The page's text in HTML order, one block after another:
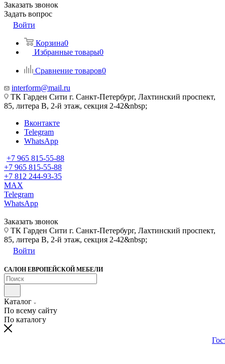
Заказать звонок
Задать вопрос
Войти
Корзина0
Избранные товары0
Сравнение товаров0
interform@mail.ru
ТК Гарден Сити г. Санкт-Петербург, Лахтинский проспект,
85, литера В, 2-й этаж, секция 2-42&nbsp;
Вконтакте
Telegram
WhatsApp
+7 965 815-55-88
+7 965 815-55-88
+7 812 244-93-35
MAX
Telegram
WhatsApp
Заказать звонок
ТК Гарден Сити г. Санкт-Петербург, Лахтинский проспект,
85, литера В, 2-й этаж, секция 2-42&nbsp;
Войти
САЛОН ЕВРОПЕЙСКОЙ МЕБЕЛИ
Каталог
По всему сайту
По каталогу